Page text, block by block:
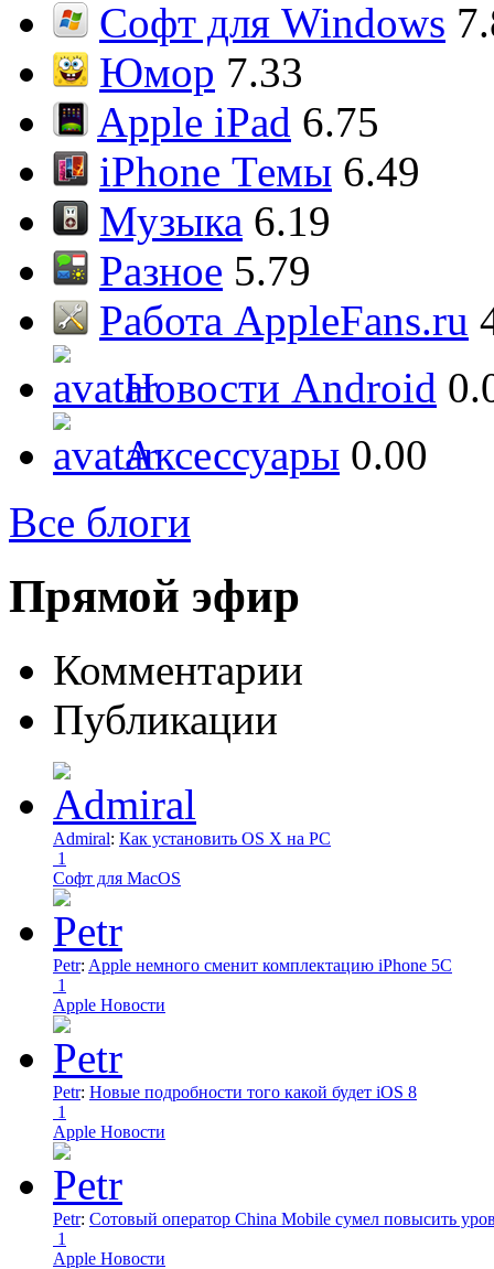
Софт для Windows
Юмор 7.33
Apple iPad 6.75
iPhone Темы 6.49
Музыка 6.19
Разное 5.79
Работа AppleFans.ru
Новости Android
Аксессуары 0.00
Все блоги
Прямой эфир
Комментарии
Публикации
Admiral: Как установить OS X на PC
1
Софт для MacOS
Petr: Apple немного сменит комплектацию iPhone 5C
1
Apple Новости
Petr: Новые подробности того какой будет iOS 8
1
Apple Новости
Petr: Сотовый оператор China Mobile сумел повысить
1
Apple Новости